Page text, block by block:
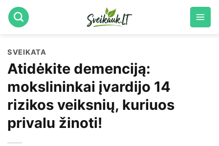
Skip
to
SVEIKATA
Atidėkite demenciją:
mokslininkai įvardijo 14
rizikos veiksnių, kuriuos
privalu žinoti!